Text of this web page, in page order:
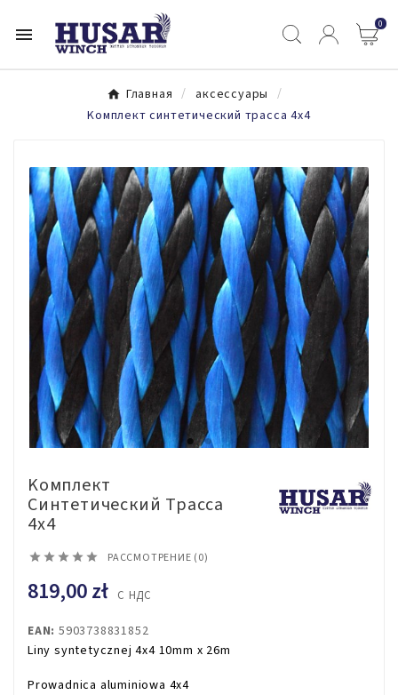
 0
Главная
аксессуары
Kомплект синтетический трасса 4x4
Kомплект
Синтетический Трасса
4x4
     РАССМОТРЕНИЕ (0)
819,00 zł С НДС
EAN: 5903738831852
Liny syntetycznej 4x4 10mm x 26m
Prowadnica aluminiowa 4x4